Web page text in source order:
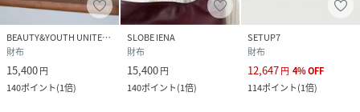
BEAUTY&YOUTH UNITED ARROWS
財布
15,400円
140ポイント(1倍)
SLOBE IENA
財布
15,400円
140ポイント(1倍)
SETUP7
財布
12,647円 4%OFF
114ポイント(1倍)